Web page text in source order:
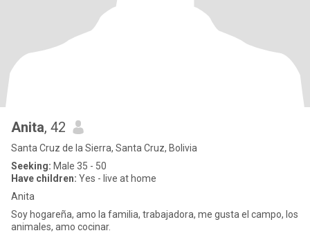
Anita, 42
Santa Cruz de la Sierra, Santa Cruz, Bolivia
Seeking: Male 35 - 50
Have children: Yes - live at home
Anita
Soy hogareña, amo la familia, trabajadora, me gusta el campo, los
animales, amo cocinar.